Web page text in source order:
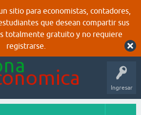
sitio para economistas, contadores,
que desean compartir sus
totalmente gratuito y no requiere
registrarse.
Ingresar